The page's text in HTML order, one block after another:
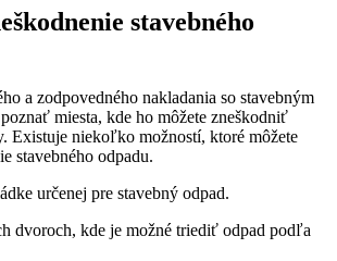
stavebného
a zodpovedného nakladania so stavebným
miesta, kde ho môžete zneškodniť
Existuje niekoľko možností, ktoré môžete
stavebného odpadu.
určenej pre stavebný odpad.
dvoroch, kde je možné triediť odpad podľa